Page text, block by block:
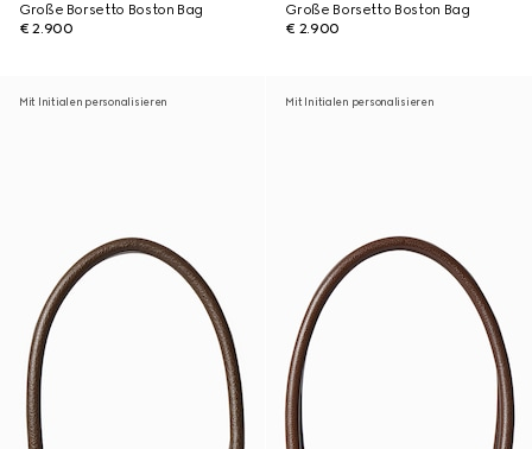
Große Borsetto Boston Bag
€ 2.900
Große Borsetto Boston Bag
€ 2.900
Mit Initialen personalisieren Mit Initialen personalisieren